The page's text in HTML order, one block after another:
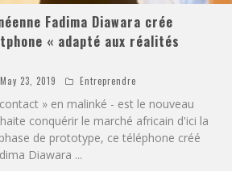
Fadima Diawara crée
« adapté aux réalités
May 23, 2019 Entreprendre
» en malinké - est le nouveau
conquérir le marché africain d'ici la
de prototype, ce téléphone créé
Diawara ...